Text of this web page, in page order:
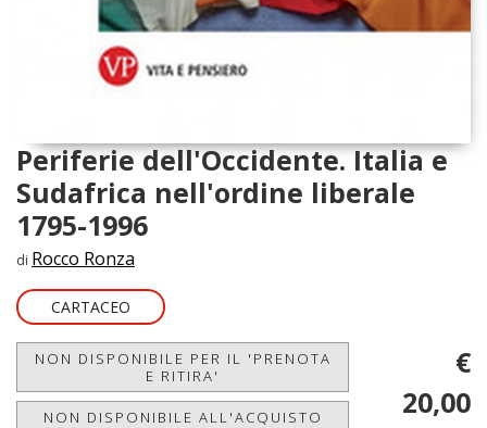
Periferie dell'Occidente. Italia e
Sudafrica nell'ordine liberale
1795-1996
di Rocco Ronza
CARTACEO
NON DISPONIBILE PER IL 'PRENOTA
E RITIRA'
NON DISPONIBILE ALL'ACQUISTO
€
20,00